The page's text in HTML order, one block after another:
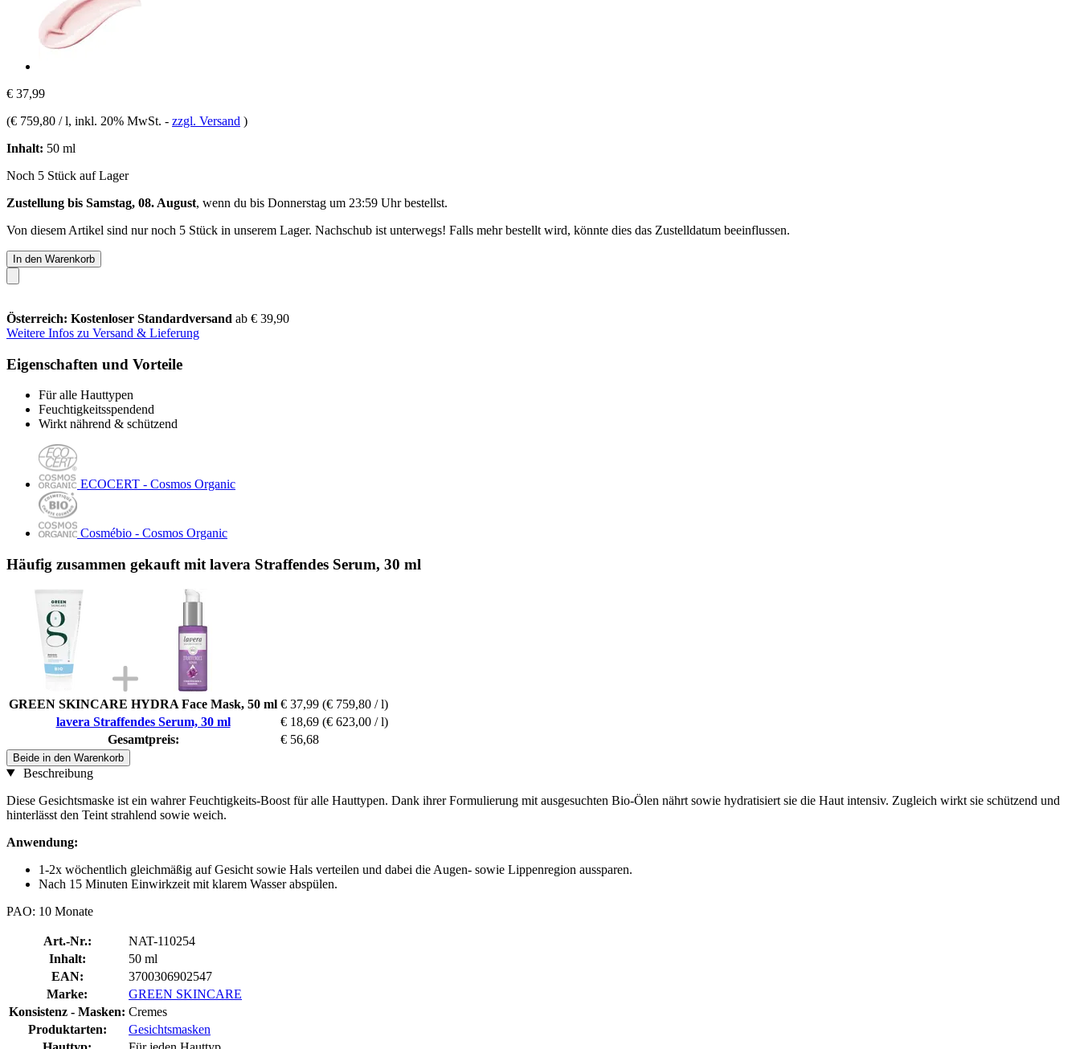
€ 37,99
(€ 759,80 / l, inkl. 20% MwSt. - zzgl. Versand )
Inhalt: 50 ml
Noch 5 Stück auf Lager
Zustellung bis Samstag, 08. August, wenn du bis Donnerstag um 23:59 Uhrbestellst.
Von diesem Artikel sind nur noch 5 Stück in unserem Lager. Nachschub ist unterwegs! Falls mehr bestellt wird, könnte dies das Zustelldatum beeinflussen.
In den Warenkorb
Österreich: Kostenloser Standardversand ab € 39,90
Weitere Infos zu Versand & Lieferung
Eigenschaften und Vorteile
Für alle Hauttypen
Feuchtigkeitsspendend
Wirkt nährend & schützend
ECOCERT - Cosmos Organic
Cosmébio - Cosmos Organic
Häufig zusammen gekauft mit lavera Straffendes Serum, 30 ml
GREEN SKINCARE HYDRA Face Mask, 50 ml € 37,99 (€ 759,80 / l)
lavera Straffendes Serum, 30 ml
€ 18,69 (€ 623,00 / l)
Gesamtpreis:
€ 56,68
Beide in den Warenkorb
Beschreibung
Diese Gesichtsmaske ist ein wahrer Feuchtigkeits-Boost für alle Hauttypen. Dank ihrer Formulierung mit ausgesuchten Bio-Ölen nährt sowie hydratisiert sie die Haut intensiv. Zugleich wirkt sie schützend und
hinterlässt den Teint strahlend sowie weich.
Anwendung:
1-2x wöchentlich gleichmäßig auf Gesicht sowie Hals verteilen und dabei die Augen- sowie Lippenregion aussparen.
Nach 15 Minuten Einwirkzeit mit klarem Wasser abspülen.
PAO: 10 Monate
Art.-Nr.:
NAT-110254
Inhalt:
50 ml
EAN:
3700306902547
Marke:
GREEN SKINCARE
Konsistenz - Masken: Cremes
Produktarten:
Gesichtsmasken